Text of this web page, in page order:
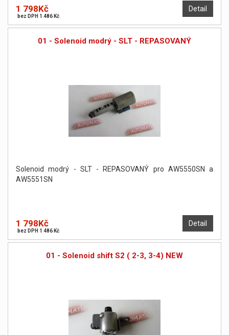
Detail
1 798Kč
bez DPH 1 486 Kč
01 - Solenoid modrý - SLT - REPASOVANÝ
Solenoid modrý - SLT - REPASOVANÝ pro AW5550SN a
AW5551SN
Detail
1 798Kč
bez DPH 1 486 Kč
01 - Solenoid shift S2 ( 2-3, 3-4) NEW